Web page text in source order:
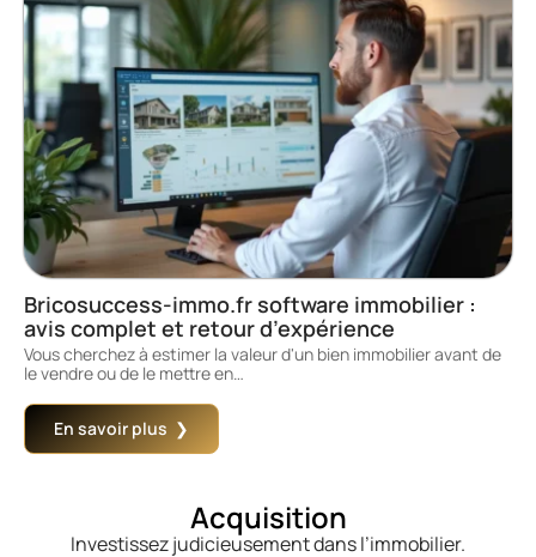
Bricosuccess-immo.fr software immobilier :
avis complet et retour d’expérience
Vous cherchez à estimer la valeur d'un bien immobilier avant de
le vendre ou de le mettre en…
En savoir plus
Acquisition
Investissez judicieusement dans l’immobilier.